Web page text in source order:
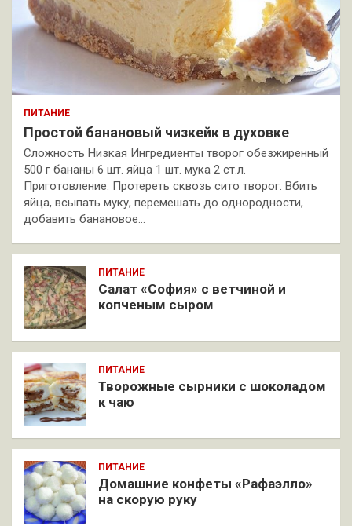
ПИТАНИЕ
Простой банановый чизкейк в духовке
Сложность Низкая Ингредиенты творог обезжиренный
500 г бананы 6 шт. яйца 1 шт. мука 2 ст.л.
Приготовление: Протереть сквозь сито творог. Вбить
яйца, всыпать муку, перемешать до однородности,
добавить банановое…
ПИТАНИЕ
Салат «София» с ветчиной и
копченым сыром
ПИТАНИЕ
Творожные сырники с шоколадом
к чаю
ПИТАНИЕ
Домашние конфеты «Рафаэлло»
на скорую руку